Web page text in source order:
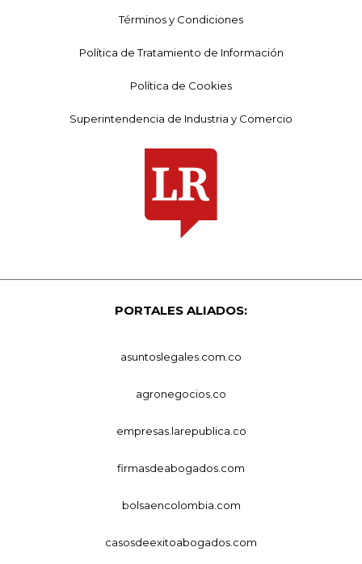
Términos y Condiciones
Política de Tratamiento de Información
Política de Cookies
Superintendencia de Industria y Comercio
PORTALES ALIADOS:
asuntoslegales.com.co
agronegocios.co
empresas.larepublica.co
firmasdeabogados.com
bolsaencolombia.com
casosdeexitoabogados.com